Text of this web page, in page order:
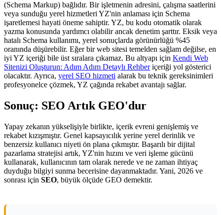
(Schema Markup) bağlıdır. Bir işletmenin adresini, çalışma saatlerini
veya sunduğu yerel hizmetleri YZ'nin anlaması için Schema
işaretlemesi hayati öneme sahiptir. YZ, bu kodu otomatik olarak
yazma konusunda yardımcı olabilir ancak denetim şarttır. Eksik veya
hatalı Schema kullanımı, yerel sonuçlarda görünürlüğü %45
oranında düşürebilir. Eğer bir web sitesi temelden sağlam değilse, en
iyi YZ içeriği bile üst sıralara çıkamaz. Bu altyapı için Kendi Web
Sitenizi Oluşturun: Adım Adım Detaylı Rehberiçeriği yol gösterici
olacaktır. Ayrıca, yerel SEO hizmeti alarak bu teknik gereksinimleri
profesyonelce çözmek, YZ çağında rekabet avantajı sağlar.
Sonuç: SEO Artık GEO'dur
Yapay zekanın yükselişiyle birlikte, içerik evreni genişlemiş ve
rekabet kızışmıştır. Genel kapsayıcılık yerine yerel derinlik ve
benzersiz kullanıcı niyeti ön plana çıkmıştır. Başarılı bir dijital
pazarlama stratejisi artık, YZ'nin hızını ve veri işleme gücünü
kullanarak, kullanıcının tam olarak nerede ve ne zaman ihtiyaç
duyduğu bilgiyi sunma becerisine dayanmaktadır. Yani, 2026 ve
sonrası için SEO, büyük ölçüde GEO demektir.